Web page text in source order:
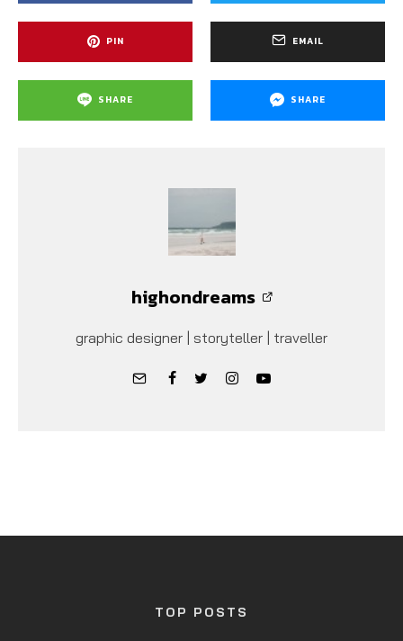
PIN EMAIL
SHARE SHARE
highondreams
graphic designer | storyteller | traveller
TOP POSTS